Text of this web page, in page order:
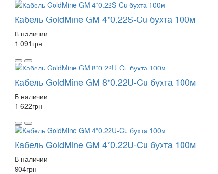
Кабель GoldMine GM 4*0.22S-Cu бухта 100м
В наличии
1 091 грн
Кабель GoldMine GM 8*0.22U-Cu бухта 100м
В наличии
1 622грн
Кабель GoldMine GM 4*0.22U-Cu бухта 100м
В наличии
904грн